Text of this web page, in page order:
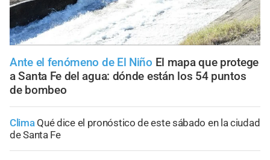
Ante el fenómeno de El Niño El mapa que protege
a Santa Fe del agua: dónde están los 54 puntos
de bombeo
Clima Qué dice el pronóstico de este sábado en la ciudad
de Santa Fe